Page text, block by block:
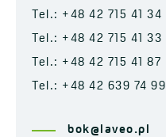
Tel.: +48 42 715 41 34
Tel.: +48 42 715 41 33
Tel.: +48 42 715 41 87
Tel.: +48 42 639 74 99
bok@laveo.pl